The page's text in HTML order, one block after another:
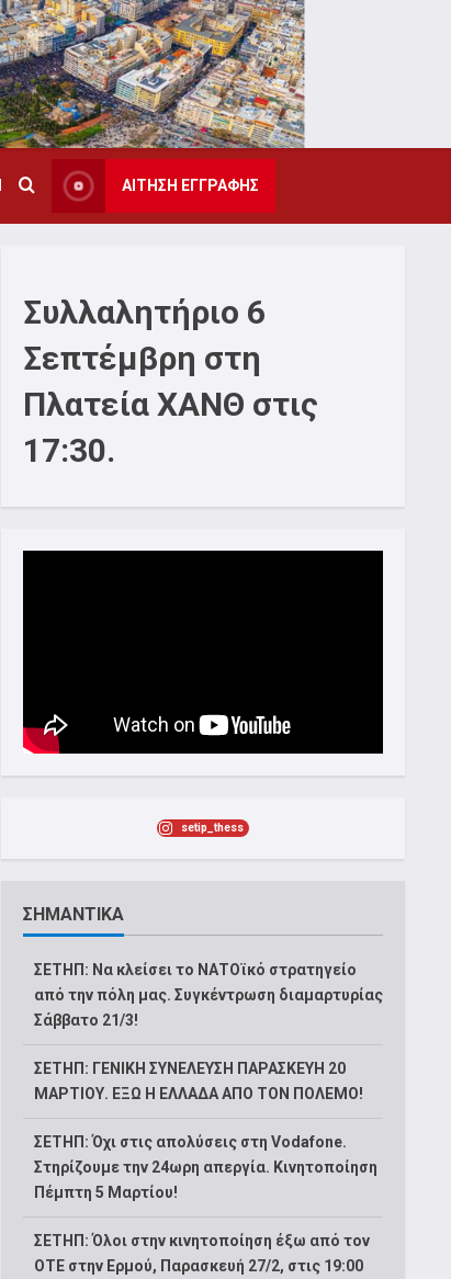
ΑΙΤΗΣΗ ΕΓΓΡΑΦΗΣ
Συλλαλητήριο 6
Σεπτέμβρη στη
Πλατεία ΧΑΝΘ στις
17:30.
setip_thess
ΣΗΜΑΝΤΙΚΑ
ΣΕΤΗΠ: Να κλείσει το ΝΑΤΟϊκό στρατηγείο
από την πόλη μας. Συγκέντρωση διαμαρτυρίας
Σάββατο 21/3!
ΣΕΤΗΠ: ΓΕΝΙΚΗ ΣΥΝΕΛΕΥΣΗ ΠΑΡΑΣΚΕΥΗ 20
ΜΑΡΤΙΟΥ. ΕΞΩ Η ΕΛΛΑΔΑ ΑΠΟ ΤΟΝ ΠΟΛΕΜΟ!
ΣΕΤΗΠ: Όχι στις απολύσεις στη Vodafone.
Στηρίζουμε την 24ωρη απεργία. Κινητοποίηση
Πέμπτη 5 Μαρτίου!
ΣΕΤΗΠ: Όλοι στην κινητοποίηση έξω από τον
ΟΤΕ στην Ερμού, Παρασκευή 27/2, στις 19:00